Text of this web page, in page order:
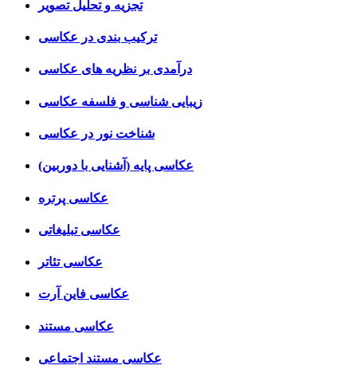
تجزیه و تحلیل تصویر
ترکیب بندی در عکاسی
درآمدی بر نظریه های عکاسی
زیبایی شناسی و فلسفه عکاسی
شناخت نور در عکاسی
عکاسی پایه (آشنایی با دوربین)
عکاسی پرتره
عکاسی تبلیغاتی
عکاسی تئاتر
عکاسی فاین آرت
عکاسی مستند
عکاسی مستند اجتماعی